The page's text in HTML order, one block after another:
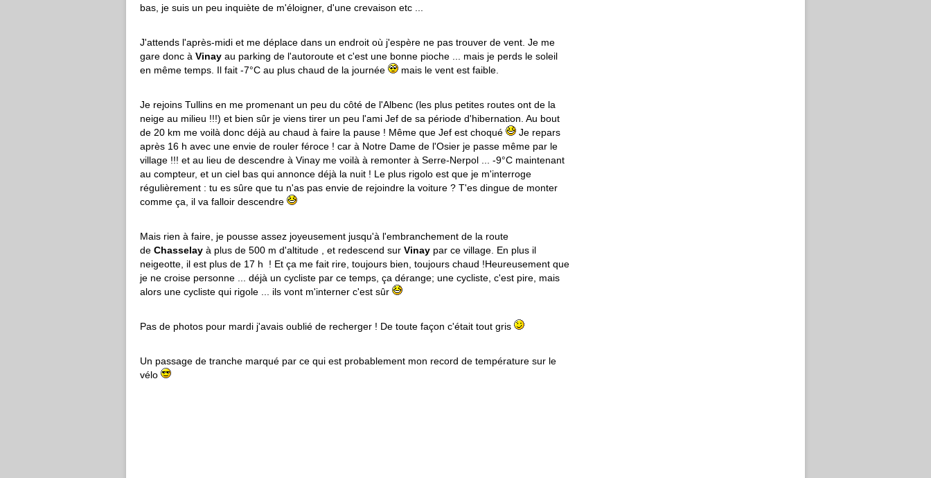
bas, je suis un peu inquiète de m'éloigner, d'une crevaison etc ...
J'attends l'après-midi et me déplace dans un endroit où j'espère ne pas trouver de vent. Je me
gare donc à Vinay au parking de l'autoroute et c'est une bonne pioche ... mais je perds le soleil
en même temps. Il fait -7°C au plus chaud de la journée
mais le vent est faible.
Je rejoins Tullins en me promenant un peu du côté de l'Albenc (les plus petites routes ont de la
neige au milieu !!!) et bien sûr je viens tirer un peu l'ami Jef de sa période d'hibernation. Au bout
de 20 km me voilà donc déjà au chaud à faire la pause ! Même que Jef est choqué
Je repars
après 16 h avec une envie de rouler féroce ! car à Notre Dame de l'Osier je passe même par le
village !!! et au lieu de descendre à Vinay me voilà à remonter à Serre-Nerpol ... -9°C maintenant
au compteur, et un ciel bas qui annonce déjà la nuit ! Le plus rigolo est que je m'interroge
régulièrement : tu es sûre que tu n'as pas envie de rejoindre la voiture ? T'es dingue de monter
comme ça, il va falloir descendre
Mais rien à faire, je pousse assez joyeusement jusqu'à l'embranchement de la route
de Chasselay à plus de 500 m d'altitude , et redescend sur Vinay par ce village. En plus il
neigeotte, il est plus de 17 h ! Et ça me fait rire, toujours bien, toujours chaud !Heureusement que
je ne croise personne ... déjà un cycliste par ce temps, ça dérange; une cycliste, c'est pire, mais
alors une cycliste qui rigole ... ils vont m'interner c'est sûr
Pas de photos pour mardi j'avais oublié de recherger ! De toute façon c'était tout gris
Un passage de tranche marqué par ce qui est probablement mon record de température sur le
vélo